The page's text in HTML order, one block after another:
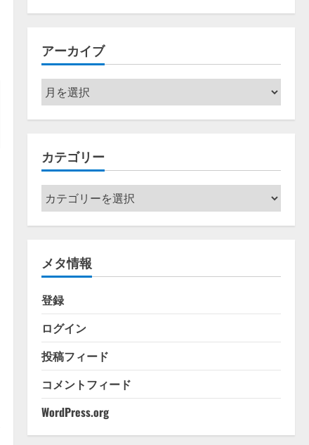
アーカイブ
ア
ー
カ
ブ
カテゴリー
カ
テ
ゴ
ー
メタ情報
登録
ログイン
投稿フィード
コメントフィード
WordPress.org